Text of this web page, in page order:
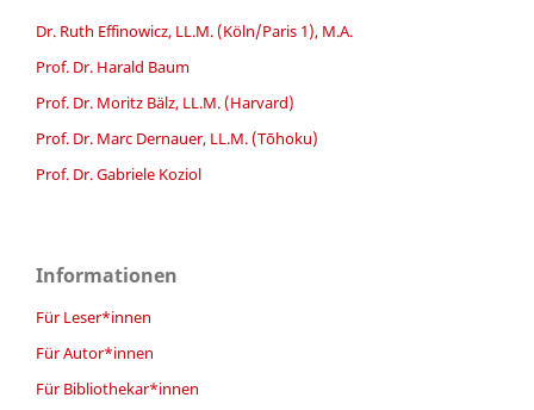
Dr. Ruth Effinowicz, LL.M. (Köln/Paris 1), M.A.
Prof. Dr. Harald Baum
Prof. Dr. Moritz Bälz, LL.M. (Harvard)
Prof. Dr. Marc Dernauer, LL.M. (Tōhoku)
Prof. Dr. Gabriele Koziol
Informationen
Für Leser*innen
Für Autor*innen
Für Bibliothekar*innen